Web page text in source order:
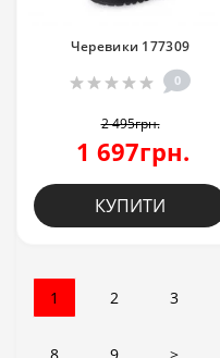
Черевики 177309
0
2 495грн.
1 697грн.
КУПИТИ
1 2 3